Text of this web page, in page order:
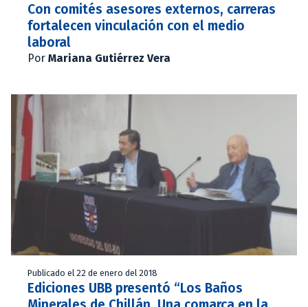
Con comités asesores externos, carreras
fortalecen vinculación con el medio
laboral
Por Mariana Gutiérrez Vera
Publicado el 22 de enero del 2018
Ediciones UBB presentó “Los Baños